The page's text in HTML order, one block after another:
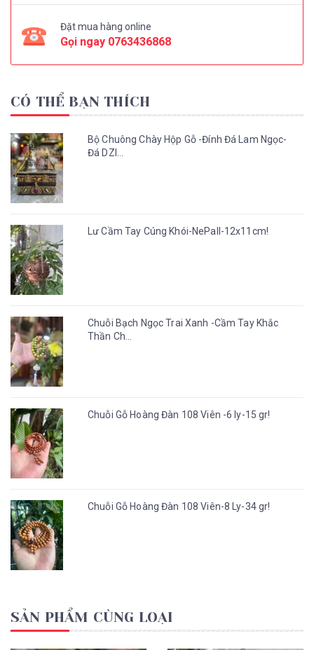
Đặt mua hàng online
Gọi ngay 0763436868
CÓ THỂ BẠN THÍCH
Bộ Chuông Chày Hộp Gỗ -Đính Đá Lam Ngọc-
Đá DZI...
Lư Cầm Tay Cúng Khói-NePall-12x11cm!
Chuỗi Bạch Ngọc Trai Xanh -Cầm Tay Khắc
Thần Ch...
Chuỗi Gỗ Hoàng Đàn 108 Viên -6 ly-15 gr!
Chuỗi Gỗ Hoàng Đàn 108 Viên-8 Ly-34 gr!
SẢN PHẨM CÙNG LOẠI